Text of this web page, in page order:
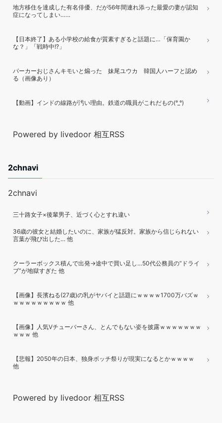
地方移住を達成した有名俳優、だが56年間連れ添った最愛の妻が認知
症になってしまい……
【日本終了】ある小学校の給食が質素すぎると話題に…「保育園か
な？」「戦時中!?」
パーカーおじさんキモいと煽った 妹尾ユウカ 韓国人ハーフと認め
る（画像あり）
【動画】インドの線路が汚い理由。鉄道の職員がこれだもの(°_°)
Powered by livedoor 相互RSS
2chnavi
2chnavi
三十路女子×後輩男子、近づく心とすれ違い
36歳の彼女と結婚したいのに、家族が猛反対。家族から信じられない
言葉が飛び出した… 他
クーラーボックス積んで出発→途中で買い足し…50代公務員の“ドライ
ブ”が地獄すぎた 他
【画像】長濱ねる(27歳)の乳がヤバイと話題にｗｗｗｗ1700万バズｗ
ｗｗｗｗｗｗｗｗｗ 他
【画像】人気Vチューバーさん、とんでもない姿を披露ｗｗｗｗｗｗｗ
ｗｗｗ 他
【悲報】2050年の日本、独身ボッチ祭りが現実になるとかｗｗｗｗ
他
Powered by livedoor 相互RSS